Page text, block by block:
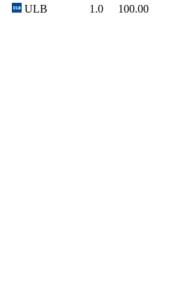
ULB
1.0 100.00